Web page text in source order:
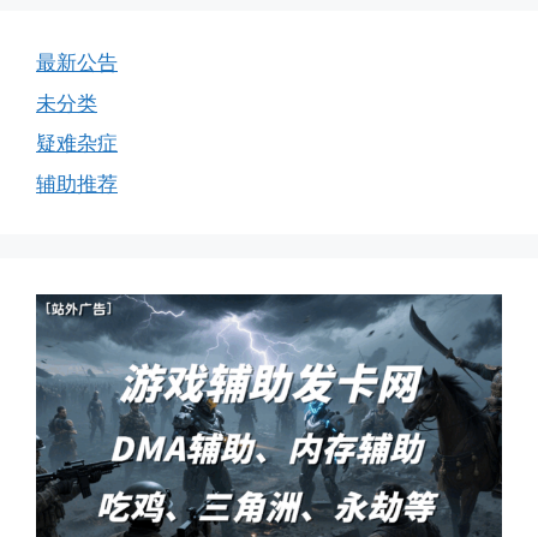
最新公告
未分类
疑难杂症
辅助推荐